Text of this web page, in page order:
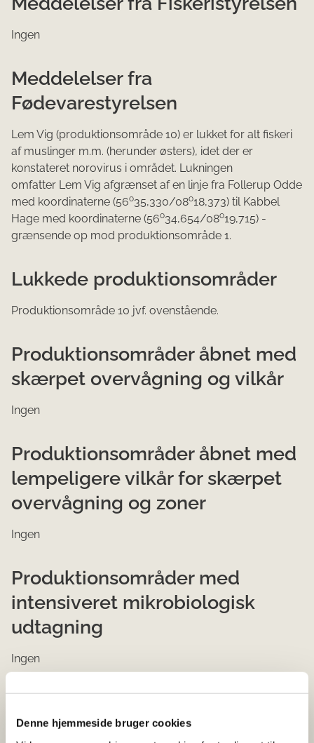
Denne hjemmeside bruger cookies
Ingen
Meddelelser fra
Fødevarestyrelsen
Lem Vig (produktionsområde 10) er lukket for alt fiskeri
af muslinger m.m. (herunder østers), idet der er
konstateret norovirus i området. Lukningen
omfatter Lem Vig afgrænset af en linje fra Follerup Odde
med koordinaterne (56o35,330/08o18,373) til Kabbel
Hage med koordinaterne (56o34,654/08o19,715) -
grænsende op mod produktionsområde 1.
Lukkede produktionsområder
Produktionsområde 10 jvf. ovenstående.
Produktionsområder åbnet med
skærpet overvågning og vilkår
Ingen
Produktionsområder åbnet med
lempeligere vilkår for skærpet
overvågning og zoner
Ingen
Produktionsområder med
intensiveret mikrobiologisk
udtagning
Ingen
Hove​d​​områder
Åbne